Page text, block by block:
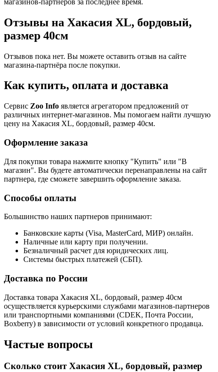
Отзывы на Хакасия XL, бордовый,
размер 40см
Отзывов пока нет. Вы можете оставить отзыв на сайте
магазина-партнёра после покупки.
Как купить, оплата и доставка
Сервис Zoo Info является агрегатором предложений от
различных интернет-магазинов. Мы помогаем найти лучшую
цену на Хакасия XL, бордовый, размер 40см.
Оформление заказа
Для покупки товара нажмите кнопку "Купить" или "В
магазин". Вы будете автоматически перенаправлены на сайт
партнера, где сможете завершить оформление заказа.
Способы оплаты
Большинство наших партнеров принимают:
Банковские карты (Visa, MasterCard, МИР) онлайн.
Наличные или карту при получении.
Безналичный расчет для юридических лиц.
Системы быстрых платежей (СБП).
Доставка по России
Доставка товара Хакасия XL, бордовый, размер 40см
осуществляется курьерскими службами магазинов-партнеров
или транспортными компаниями (CDEK, Почта России,
Boxberry) в зависимости от условий конкретного продавца.
Частые вопросы
Сколько стоит Хакасия XL, бордовый, размер